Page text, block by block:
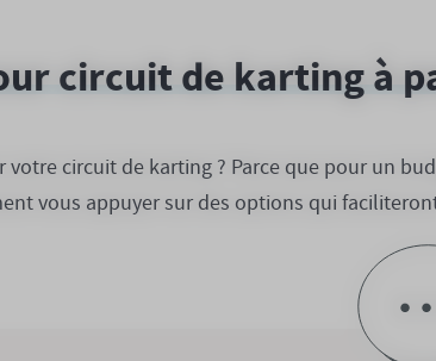
circuit de karting à
circuit de karting ? Parce que pour un
vous appuyer sur des options qui